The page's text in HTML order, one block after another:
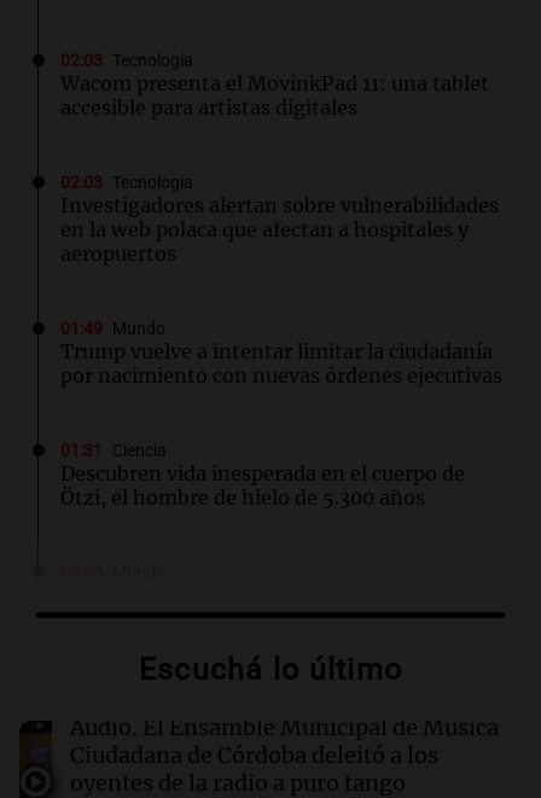
02:03 Tecnología
Wacom presenta el MovinkPad 11: una tablet
accesible para artistas digitales
02:03 Tecnología
Investigadores alertan sobre vulnerabilidades
en la web polaca que afectan a hospitales y
aeropuertos
01:49 Mundo
Trump vuelve a intentar limitar la ciudadanía
por nacimiento con nuevas órdenes ejecutivas
01:31 Ciencia
Descubren vida inesperada en el cuerpo de
Ötzi, el hombre de hielo de 5.300 años
escuelas y actividades turísticas en varias
00:32 Clima
Clima en Salta: cómo estará el tiempo este
sábado 8 de agosto
Escuchá lo último
Audio. El Ensamble Municipal de Música
Ciudadana de Córdoba deleitó a los
oyentes de la radio a puro tango